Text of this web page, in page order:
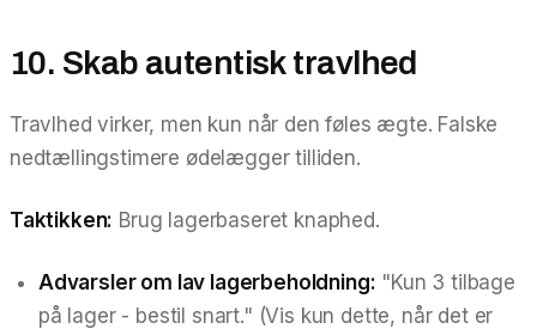
10. Skab autentisk travlhed
Travlhed virker, men kun når den føles ægte. Falske
nedtællingstimere ødelægger tilliden.
Taktikken: Brug lagerbaseret knaphed.
Advarsler om lav lagerbeholdning: "Kun 3 tilbage
på lager - bestil snart." (Vis kun dette, når det er